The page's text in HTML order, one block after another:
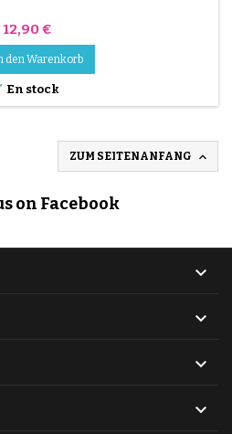
Preis
12,90 €
den Warenkorb
En stock
ZUM SEITENANFANG 
on Facebook



